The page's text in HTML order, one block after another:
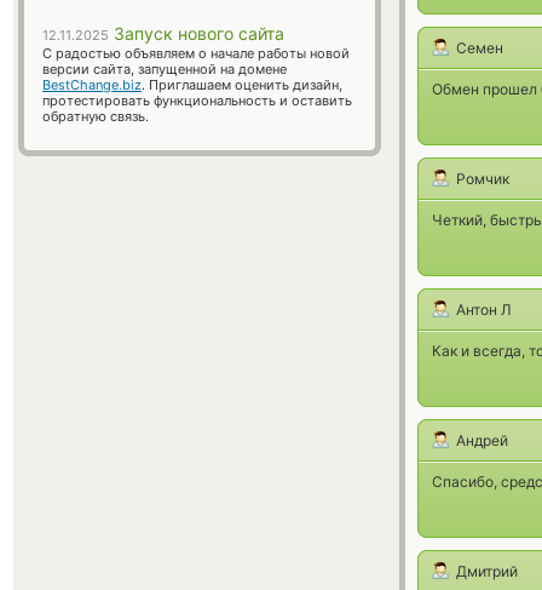
Семен
Обмен прошел
Ромчик
Четкий,
Антон Л
Как и всегда,
Андрей
Спасибо,
Дмитрий
12.11.2025 Запуск нового сайта
С радостью объявляем о начале работы новой
версии сайта, запущенной на домене
BestChange.biz. Приглашаем оценить дизайн,
протестировать функциональность и оставить
обратную связь.